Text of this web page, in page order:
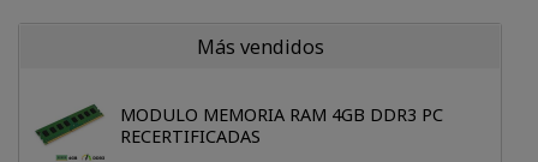
Más vendidos
MODULO MEMORIA RAM 4GB DDR3 PC
RECERTIFICADAS